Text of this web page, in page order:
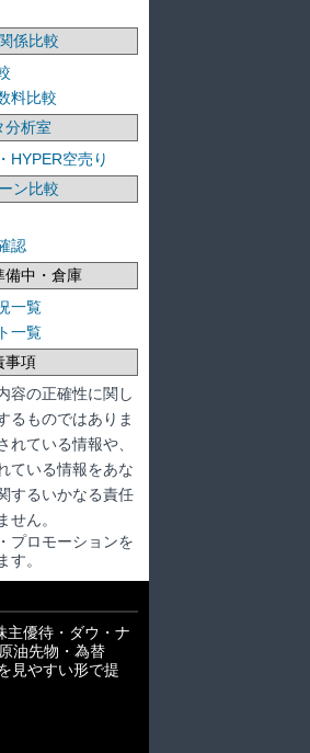
係比較
料比較
分析室
HYPER空売り
ン比較
認
備中・倉庫
一覧
一覧
事項
容の正確性に関し
るものではありま
れている情報や、
ている情報をあな
するいかなる責任
せん。
プロモーションを
す。
主優待・ダウ・ナ
油先物・為替
見やすい形で提